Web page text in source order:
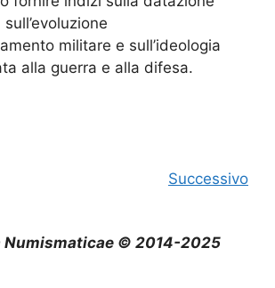
militare e sull’ideologia
alla guerra e alla difesa.
Successivo
Numismaticae © 2014-2025